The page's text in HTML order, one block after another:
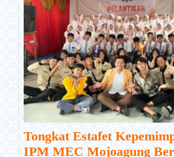
Tongkat Estafet
IPM MEC Mojoagung